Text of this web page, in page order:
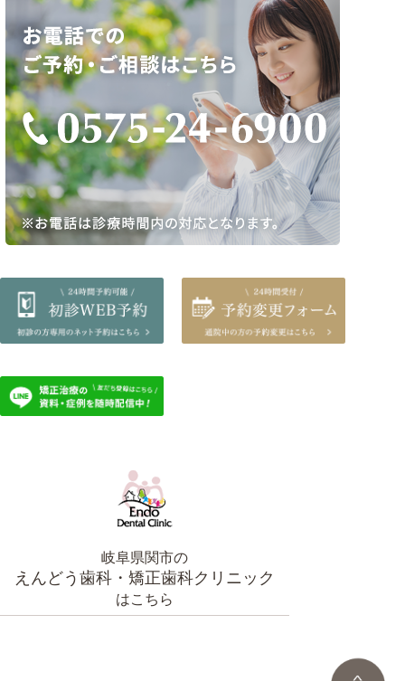
岐阜県関市の
えんどう歯科・矯正歯科クリニック
はこちら